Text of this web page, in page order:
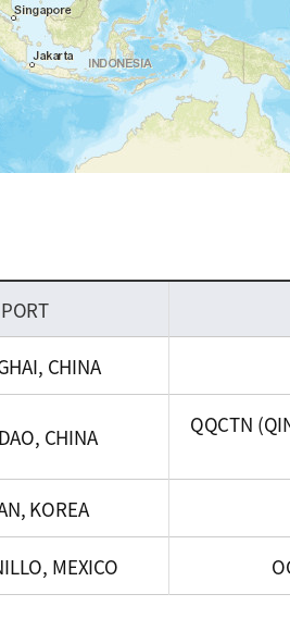
PORT
CHINA
CHINA QQCTN
KOREA
MEXICO